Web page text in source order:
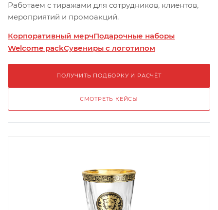
Работаем с тиражами для сотрудников, клиентов,
мероприятий и промоакций.
Корпоративный мерчПодарочные наборы
Welcome packСувениры с логотипом
ПОЛУЧИТЬ ПОДБОРКУ И РАСЧЁТ
СМОТРЕТЬ КЕЙСЫ